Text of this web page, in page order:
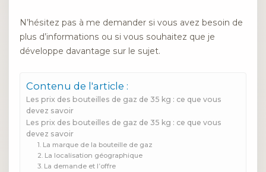
N’hésitez pas à me demander si vous avez besoin de
plus d’informations ou si vous souhaitez que je
développe davantage sur le sujet.
Contenu de l'article :
Les prix des bouteilles de gaz de 35 kg : ce que vous
devez savoir
Les prix des bouteilles de gaz de 35 kg : ce que vous
devez savoir
1. La marque de la bouteille de gaz
2. La localisation géographique
3. La demande et l’offre